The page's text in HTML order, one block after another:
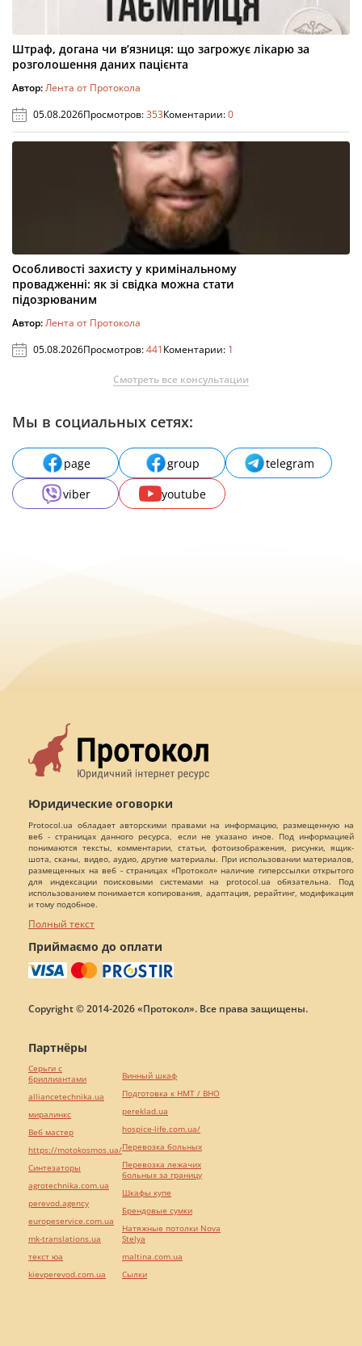
Штраф, догана чи в’язниця: що загрожує лікарю за
розголошення даних пацієнта
Автор:Лента от Протокола
05.08.2026Просмотров:353Коментарии:0
Особливості захисту у кримінальному
провадженні: як зі свідка можна стати
підозрюваним
Автор:Лента от Протокола
05.08.2026Просмотров:441Коментарии: 1
Смотреть все консультации
Мы в социальных сетях:
page group
telegram
viber
youtube
Юридические оговорки
Protocol.ua обладает авторскими правами на информацию, размещенную на
веб - страницах данного ресурса, если не указано иное. Под информацией
понимаются тексты, комментарии, статьи, фотоизображения, рисунки, ящик-
шота, сканы, видео, аудио, другие материалы. При использовании материалов,
размещенных на веб - страницах «Протокол» наличие гиперссылки открытого
для индексации поисковыми системами на protocol.ua обязательна. Под
использованием понимается копирования, адаптация, рерайтинг, модификация
и тому подобное.
Полный текст
Приймаємо до оплати
Copyright © 2014-2026 «Протокол». Все права защищены.
Партнёры
Серьги с
бриллиантами
alliancetechnika.ua
миралинкс
Веб мастер
https://motokosmos.ua/
Синтезаторы
agrotechnika.com.ua
perevod.agency
europeservice.com.ua
mk-translations.ua
текст юа
kievperevod.com.ua
Винный шкаф
Подготовка к НМТ / ВНО
pereklad.ua
hospice-life.com.ua/
Перевозка больных
Перевозка лежачих
больных за границу
Шкафы купе
Брендовые сумки
Натяжные потолки Nova
Stelya
maltina.com.ua
Cылки